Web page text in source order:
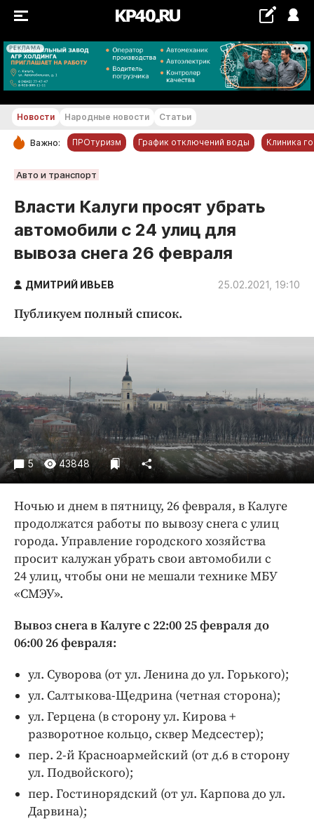
РЕКЛАМА
+18...+19 °С
РУБРИКИ
Обнинск
Новости компаний
Статьи
Народные новости
Авто и транспорт
Криминал
Недвижимость и ЖКХ
Образование
Общество
Погода
Праздники
Происшествия
Экономика и бизнес
ПРОЕКТЫ
Издания
Интересное чтиво
Клиника года
Бренд года
Работодатель года
Новости Народные новости Статьи
Важно: ПРОтуризм График отключений воды Клиника
Авто и транспорт
Власти Калуги просят убрать
автомобили с 24 улиц для
вывоза снега 26 февраля
ДМИТРИЙ ИВЬЕВ 25.02.2021, 19:10
Публикуем полный список.
5 43848
Ночью и днем в пятницу, 26 февраля, в Калуге
продолжатся работы по вывозу снега с улиц
города. Управление городского хозяйства
просит калужан убрать свои автомобили с
24 улиц, чтобы они не мешали технике МБУ
«СМЭУ».
Вывоз снега в Калуге с 22:00 25 февраля до
06:00 26 февраля:
ул. Суворова (от ул. Ленина до ул. Горького);
ул. Салтыкова-Щедрина (четная сторона);
ул. Герцена (в сторону ул. Кирова +
разворотное кольцо, сквер Медсестер);
пер. 2-й Красноармейский (от д.6 в сторону
ул. Подвойского);
пер. Гостинорядский (от ул. Карпова до ул.
Дарвина);